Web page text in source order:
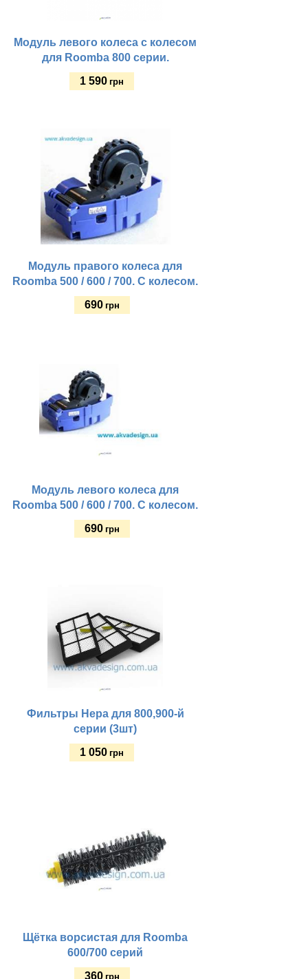
Модуль левого колеса с колесом
для Roomba 800 серии.
1 590 грн
Модуль правого колеса для
Roomba 500 / 600 / 700. С колесом.
690 грн
Модуль левого колеса для
Roomba 500 / 600 / 700. С колесом.
690 грн
Фильтры Нера для 800,900-й
серии (3шт)
1 050 грн
Щётка ворсистая для Roomba
600/700 серий
360 грн